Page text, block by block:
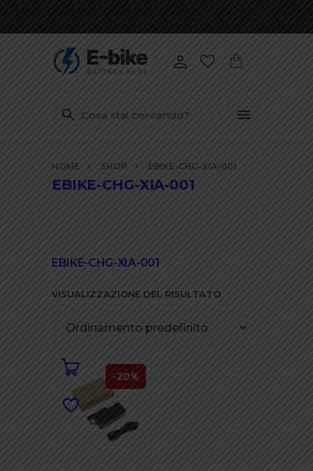
contenuti
HOME SHOP EBIKE-CHG-XIA-001
EBIKE-CHG-XIA-001
EBIKE-CHG-XIA-001
VISUALIZZAZIONE DEL RISULTATO
-20%